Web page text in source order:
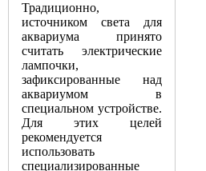
Традиционно,
источником света для
аквариума принято
считать электрические
лампочки,
зафиксированные над
аквариумом в
специальном устройстве.
Для этих целей
рекомендуется
использовать
специализированные